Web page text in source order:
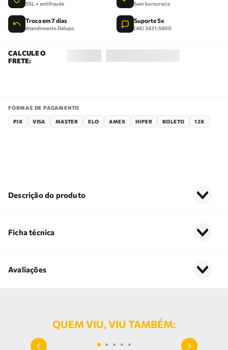
SSL + antifraude Sem burocracia
Troca em 7 dias
Atendimento Delupo
Suporte 5x
(48) 3431-5800
FORMAS DE PAGAMENTO
PIX VISA MASTER ELO AMEX HIPER BOLETO 12X
Descrição do produto
Ficha técnica
Avaliações
QUEM VIU, VIU TAMBÉM: